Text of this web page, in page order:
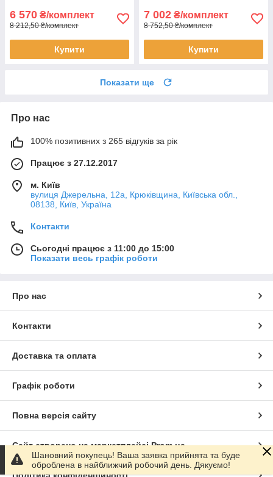
6 570 ₴/комплект
8 212,50 ₴/комплект
Купити
7 002 ₴/комплект
8 752,50 ₴/комплект
Купити
Показати ще
Про нас
100% позитивних з 265 відгуків за рік
Працює з 27.12.2017
м. Київ
вулиця Джерельна, 12а, Крюківщина, Київська обл.,
08138, Київ, Україна
Контакти
Сьогодні працює з 11:00 до 15:00
Показати весь графік роботи
Про нас
Контакти
Доставка та оплата
Графік роботи
Повна версія сайту
Сайт створено на маркетплейсіProm.ua
Політика конфіденційності
Шановний покупець! Ваша заявка прийнята та буде
оброблена в найближчий робочий день. Дякуємо!